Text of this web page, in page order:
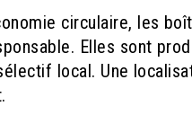
circulaire, les
Elles sont
local. Une